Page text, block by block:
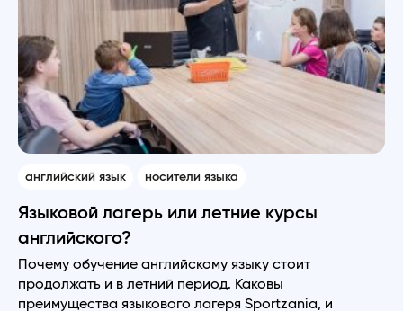
английский язык носители языка
Языковой лагерь или летние курсы
английского?
Почему обучение английскому языку стоит
продолжать и в летний период. Каковы
преимущества языкового лагеря Sportzania, и